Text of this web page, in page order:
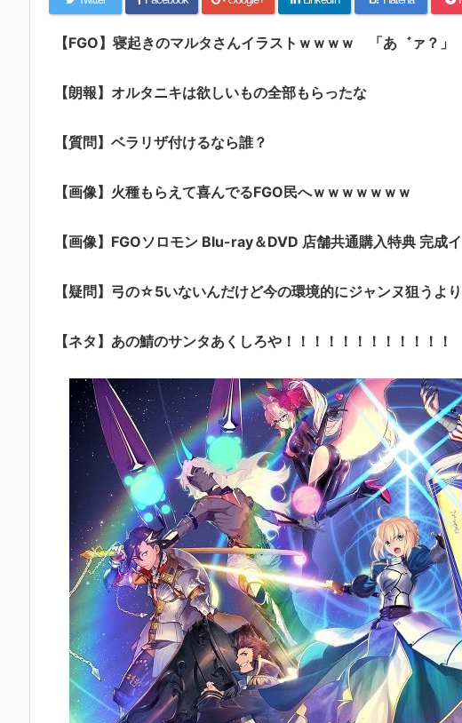
【FGO】寝起きのマルタさんイラストｗｗｗｗ 「あ゛ァ？」
【朗報】オルタニキは欲しいもの全部もらったな
【質問】ベラリザ付けるなら誰？
【画像】火種もらえて喜んでるFGO民へｗｗｗｗｗｗｗ
【画像】FGOソロモン Blu-ray＆DVD 店舗共通購入特典
【疑問】弓の☆5いないんだけど今の環境的にジャンヌ狙うよ
【ネタ】あの鯖のサンタあくしろや！！！！！！！！！！！！